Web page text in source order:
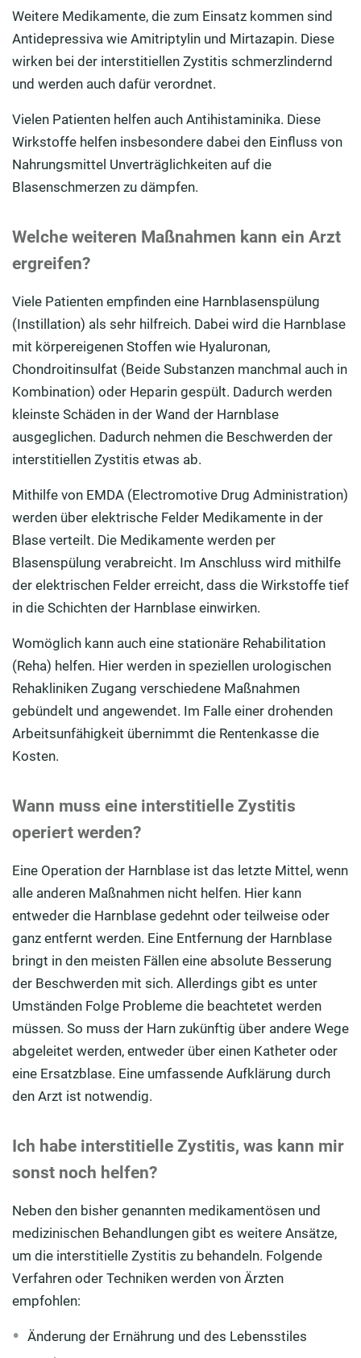
Weitere Medikamente, die zum Einsatz kommen sind
Antidepressiva wie Amitriptylin und Mirtazapin. Diese
wirken bei der interstitiellen Zystitis schmerzlindernd
und werden auch dafür verordnet.
Vielen Patienten helfen auch Antihistaminika. Diese
Wirkstoffe helfen insbesondere dabei den Einfluss von
Nahrungsmittel Unverträglichkeiten auf die
Blasenschmerzen zu dämpfen.
Welche weiteren Maßnahmen kann ein Arzt
ergreifen?
Viele Patienten empfinden eine Harnblasenspülung
(Instillation) als sehr hilfreich. Dabei wird die Harnblase
mit körpereigenen Stoffen wie Hyaluronan,
Chondroitinsulfat (Beide Substanzen manchmal auch in
Kombination) oder Heparin gespült. Dadurch werden
kleinste Schäden in der Wand der Harnblase
ausgeglichen. Dadurch nehmen die Beschwerden der
interstitiellen Zystitis etwas ab.
Mithilfe von EMDA (Electromotive Drug Administration)
werden über elektrische Felder Medikamente in der
Blase verteilt. Die Medikamente werden per
Blasenspülung verabreicht. Im Anschluss wird mithilfe
der elektrischen Felder erreicht, dass die Wirkstoffe tief
in die Schichten der Harnblase einwirken.
Womöglich kann auch eine stationäre Rehabilitation
(Reha) helfen. Hier werden in speziellen urologischen
Rehakliniken Zugang verschiedene Maßnahmen
gebündelt und angewendet. Im Falle einer drohenden
Arbeitsunfähigkeit übernimmt die Rentenkasse die
Kosten.
Wann muss eine interstitielle Zystitis
operiert werden?
Eine Operation der Harnblase ist das letzte Mittel, wenn
alle anderen Maßnahmen nicht helfen. Hier kann
entweder die Harnblase gedehnt oder teilweise oder
ganz entfernt werden. Eine Entfernung der Harnblase
bringt in den meisten Fällen eine absolute Besserung
der Beschwerden mit sich. Allerdings gibt es unter
Umständen Folge Probleme die beachtetet werden
müssen. So muss der Harn zukünftig über andere Wege
abgeleitet werden, entweder über einen Katheter oder
eine Ersatzblase. Eine umfassende Aufklärung durch
den Arzt ist notwendig.
Ich habe interstitielle Zystitis, was kann mir
sonst noch helfen?
Neben den bisher genannten medikamentösen und
medizinischen Behandlungen gibt es weitere Ansätze,
um die interstitielle Zystitis zu behandeln. Folgende
Verfahren oder Techniken werden von Ärzten
empfohlen:
Änderung der Ernährung und des Lebensstiles